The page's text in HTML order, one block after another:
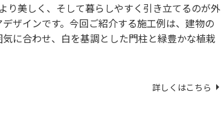
り美しく、そして暮らしやすく引き立てるのが外
ザインです。今回ご紹介する施工例は、建物の
に合わせ、白を基調とした門柱と緑豊かな植栽
詳しくはこちら